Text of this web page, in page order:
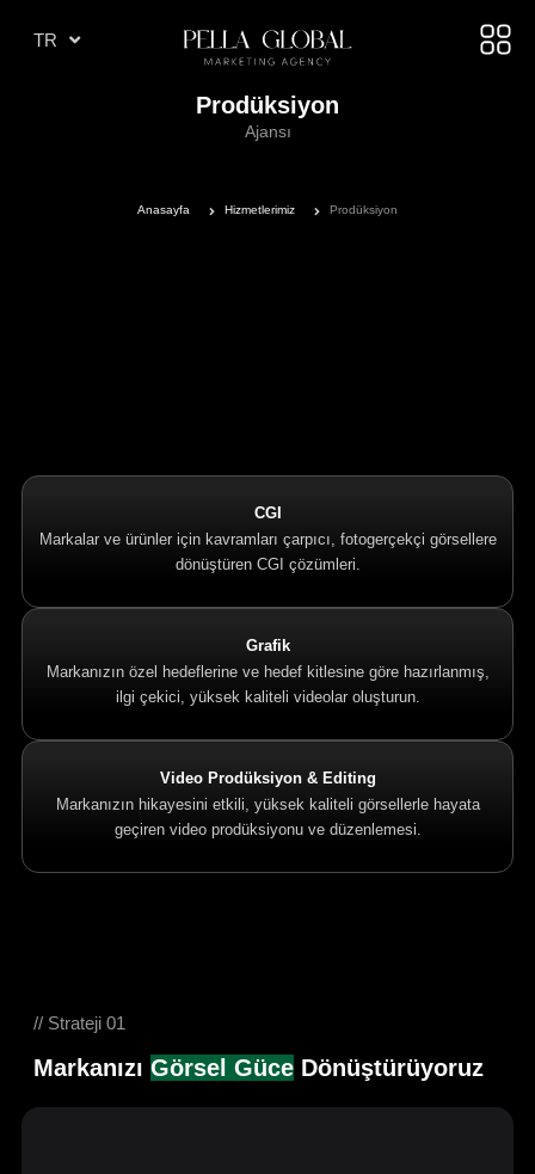
TR
AE
Prodüksiyon
Ajansı
Anasayfa Hizmetlerimiz Prodüksiyon
CGI
Markalar ve ürünler için kavramları çarpıcı, fotogerçekçi görsellere
dönüştüren CGI çözümleri.
Grafik
Markanızın özel hedeflerine ve hedef kitlesine göre hazırlanmış,
ilgi çekici, yüksek kaliteli videolar oluşturun.
Video Prodüksiyon & Editing
Markanızın hikayesini etkili, yüksek kaliteli görsellerle hayata
geçiren video prodüksiyonu ve düzenlemesi.
// Strateji 01
Markanızı Görsel Güce Dönüştürüyoruz